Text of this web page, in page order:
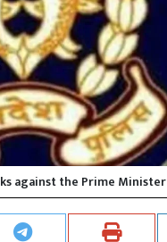
against the Prime Minister